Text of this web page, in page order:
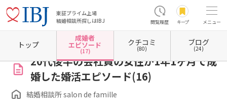
東証プライム上場
結婚相談所探しはIBJ
閲覧履歴 キープ メニュー
ホーム 大阪府の結婚相談所 大阪府豊中市 結婚相談所 salon de famille 成婚者エピソ
20代後半の会社員の女性が1年1ヶ月で成
婚した婚活エピソード(16)
結婚相談所 salon de famille
トップ
成婚者
エピソード
(17)
クチコミ
(80)
ブログ
(24)